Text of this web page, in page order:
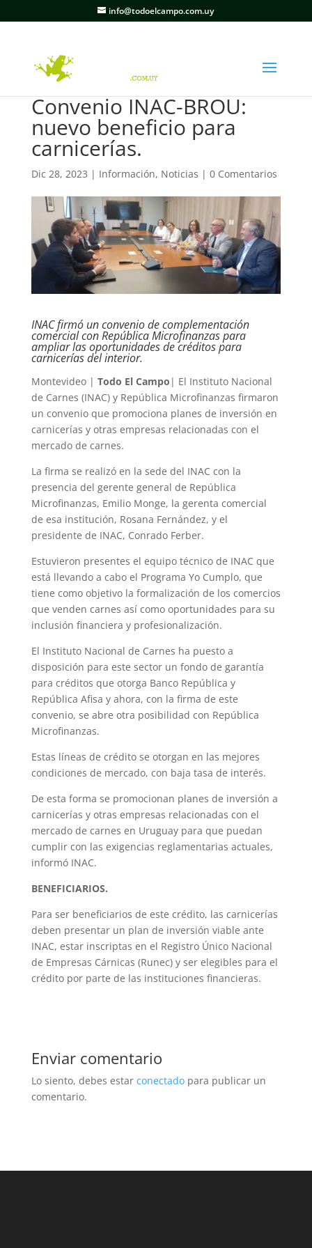
info@todoelcampo.com.uy
Convenio INAC-BROU:
nuevo beneficio para
carnicerías.
Dic 28, 2023 | Información, Noticias | 0 Comentarios
INAC firmó un convenio de complementación
comercial con República Microfinanzas para
ampliar las oportunidades de créditos para
carnicerías del interior.
Montevideo | Todo El Campo | El Instituto Nacional
de Carnes (INAC) y República Microfinanzas firmaron
un convenio que promociona planes de inversión en
carnicerías y otras empresas relacionadas con el
mercado de carnes.
La firma se realizó en la sede del INAC con la
presencia del gerente general de República
Microfinanzas, Emilio Monge, la gerenta comercial
de esa institución, Rosana Fernández, y el
presidente de INAC, Conrado Ferber.
Estuvieron presentes el equipo técnico de INAC que
está llevando a cabo el Programa Yo Cumplo, que
tiene como objetivo la formalización de los comercios
que venden carnes así como oportunidades para su
inclusión financiera y profesionalización.
El Instituto Nacional de Carnes ha puesto a
disposición para este sector un fondo de garantía
para créditos que otorga Banco República y
República Afisa y ahora, con la firma de este
convenio, se abre otra posibilidad con República
Microfinanzas.
Estas líneas de crédito se otorgan en las mejores
condiciones de mercado, con baja tasa de interés.
De esta forma se promocionan planes de inversión a
carnicerías y otras empresas relacionadas con el
mercado de carnes en Uruguay para que puedan
cumplir con las exigencias reglamentarias actuales,
informó INAC.
BENEFICIARIOS.
Para ser beneficiarios de este crédito, las carnicerías
deben presentar un plan de inversión viable ante
INAC, estar inscriptas en el Registro Único Nacional
de Empresas Cárnicas (Runec) y ser elegibles para el
crédito por parte de las instituciones financieras.
Enviar comentario
Lo siento, debes estar conectadopara publicar un
comentario.